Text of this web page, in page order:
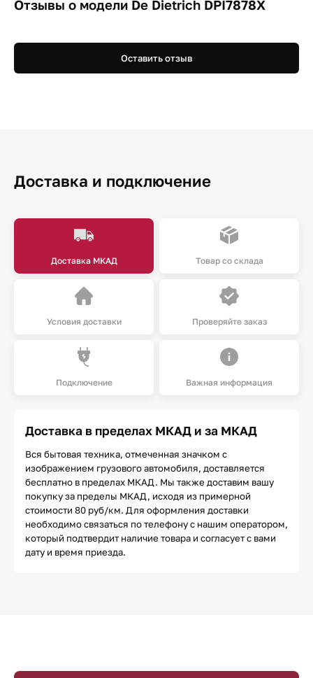
Отзывы о модели De Dietrich DPI7878X
Оставить отзыв
Доставка и подключение
Доставка МКАД Товар со склада
Условия доставки Проверяйте заказ
Подключение Важная информация
Доставка в пределах МКАД и за МКАД
Вся бытовая техника, отмеченная значком с
изображением грузового автомобиля, доставляется
бесплатно в пределах МКАД. Мы также доставим вашу
покупку за пределы МКАД, исходя из примерной
стоимости 80 руб/км. Для оформления доставки
необходимо связаться по телефону с нашим оператором,
который подтвердит наличие товара и согласует с вами
дату и время приезда.